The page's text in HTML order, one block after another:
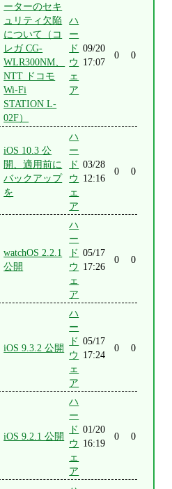
ーターのセキ
ュリティ欠陥
について（コ
レガ CG-
WLR300NM、
NTT ドコモ
Wi-Fi
STATION L-
02F）
ハ
ー
ド
ウ
ェ
ア
09/20
17:07
0 0
iOS 10.3 公
開、適用前に
バックアップ
を
ハ
ー
ド
ウ
ェ
ア
03/28
12:16
0 0
watchOS 2.2.1
公開
ハ
ー
ド
ウ
ェ
ア
05/17
17:26
0 0
iOS 9.3.2 公開
ハ
ー
ド
ウ
ェ
ア
05/17
17:24
0 0
iOS 9.2.1 公開
ハ
ー
ド
ウ
ェ
ア
01/20
16:19
0 0